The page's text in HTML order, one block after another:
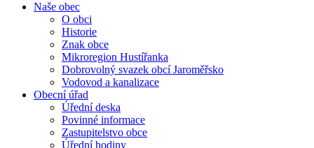
Naše obec
O obci
Historie
Znak obce
Mikroregion Hustířanka
Dobrovolný svazek obcí Jaroměřsko
Vodovod a kanalizace
Obecní úřad
Úřední deska
Povinné informace
Zastupitelstvo obce
Úřední hodiny